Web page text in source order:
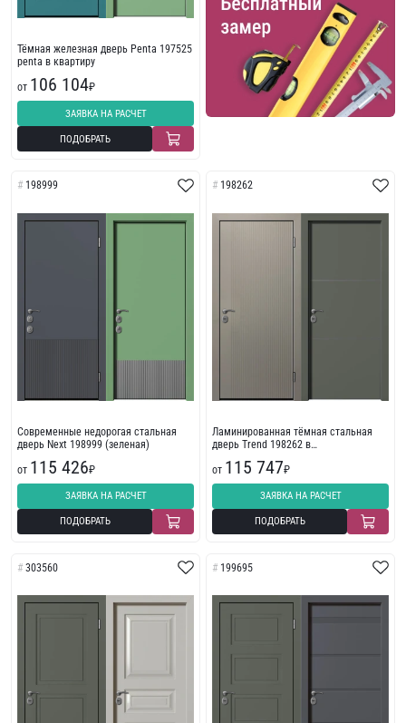
Тёмная железная дверь Penta 197525
penta в квартиру
от 106 104₽
ЗАЯВКА НА РАСЧЕТ
ПОДОБРАТЬ
198999
Современные недорогая стальная
дверь Next 198999 (зеленая)
от 115 426₽
ЗАЯВКА НА РАСЧЕТ
ПОДОБРАТЬ
198262
Ламинированная тёмная стальная
дверь Trend 198262 в
от 115 747₽
ЗАЯВКА НА РАСЧЕТ
ПОДОБРАТЬ
303560 199695